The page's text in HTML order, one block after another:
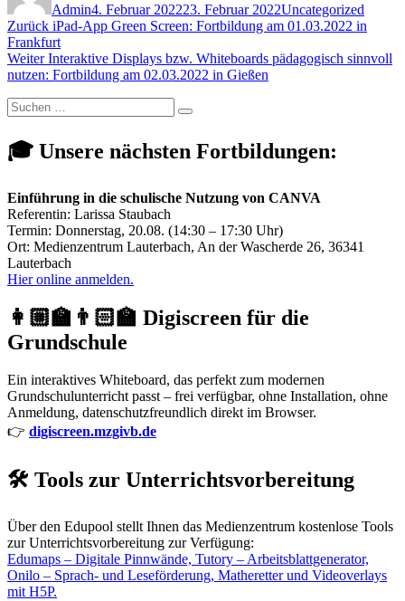
Admin4. Februar 202223. Februar 2022Uncategorized
Beitragsnavigation
Zurück Vorheriger
Beitrag:
iPad-App Green Screen: Fortbildung am 01.03.2022 in
Frankfurt
Weiter Nächster
Beitrag:
Interaktive Displays bzw. Whiteboards pädagogisch sinnvoll
nutzen: Fortbildung am 02.03.2022 in Gießen
Suchen
nach:
Suchen
🎓 Unsere nächsten Fortbildungen:
Einführung in die schulische Nutzung von CANVA
Referentin: Larissa Staubach
Termin: Donnerstag, 20.08. (14:30 – 17:30 Uhr)
Ort: Medienzentrum Lauterbach, An der Wascherde 26, 36341
Lauterbach
Hier online anmelden.
👩🏼‍🏫👨🏻‍🏫 Digiscreen für die
Grundschule
Ein interaktives Whiteboard, das perfekt zum modernen
Grundschulunterricht passt – frei verfügbar, ohne Installation, ohne
Anmeldung, datenschutzfreundlich direkt im Browser.
👉 digiscreen.mzgivb.de
🛠️ Tools zur Unterrichtsvorbereitung
Über den Edupool stellt Ihnen das Medienzentrum kostenlose Tools
zur Unterrichtsvorbereitung zur Verfügung:
Edumaps – Digitale Pinnwände, Tutory – Arbeitsblattgenerator,
Onilo – Sprach- und Leseförderung, Matheretter und Videoverlays
mit H5P.